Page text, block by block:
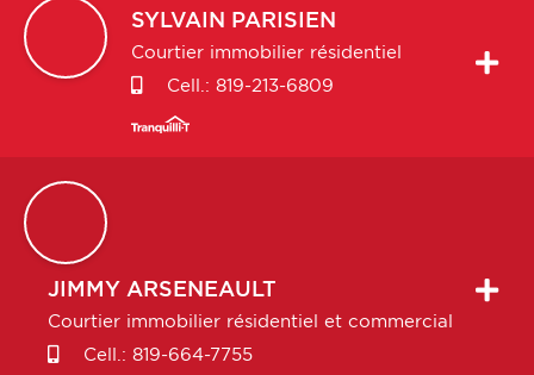
SYLVAIN PARISIEN
Courtier immobilier résidentiel
Cell.: 819-213-6809
JIMMY ARSENEAULT
Courtier immobilier résidentiel et commercial
Cell.: 819-664-7755